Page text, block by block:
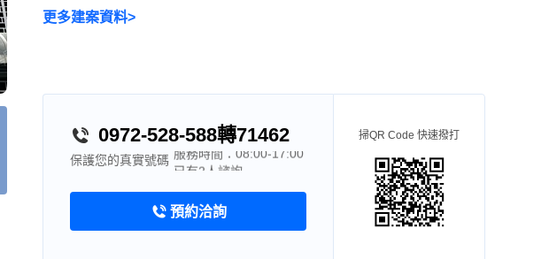
更多建案資料>
0972-528-588轉71462
保護您的真實號碼
服務時間：08:00-17:00
已有2人諮詢
預約洽詢
掃QR Code 快速撥打